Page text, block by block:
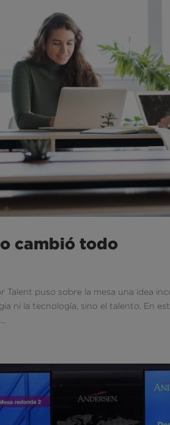
cambió todo
Talent puso sobre la mesa una idea
ni la tecnología, sino el talento. En